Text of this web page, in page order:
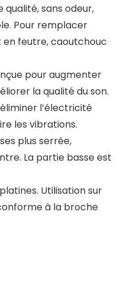
qualité, sans odeur,
Pour remplacer
en feutre, caoutchouc
pour augmenter
la qualité du son.
l’électricité
les vibrations.
plus serrée,
La partie basse est
Utilisation sur
à la broche